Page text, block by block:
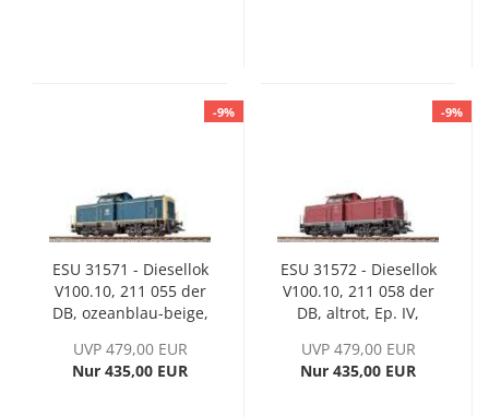
-9%
ESU 31571 - Diesellok
V100.10, 211 055 der
DB, ozeanblau-beige,
UVP 479,00 EUR
Nur 435,00 EUR
-9%
ESU 31572 - Diesellok
V100.10, 211 058 der
DB, altrot, Ep. IV,
UVP 479,00 EUR
Nur 435,00 EUR